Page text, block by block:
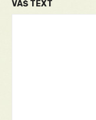
VÁŠ TEXT